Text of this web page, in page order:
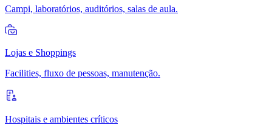
Campi, laboratórios, auditórios, salas de aula.
Lojas e Shoppings
Facilities, fluxo de pessoas, manutenção.
Hospitais e ambientes críticos